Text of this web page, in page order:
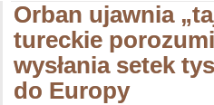
Orban ujawnia
tureckie
wysłania setek
do Europy